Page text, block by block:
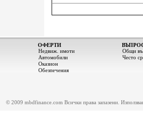
ОФЕРТИ
Недвиж. имоти
Автомобили
Оказион
Обезпечения
Общи
Често
© 2009 mbdfinance.com Всички права запазени.